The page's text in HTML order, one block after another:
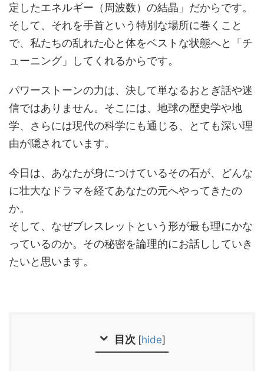
定したエネルギー（周波数）の結晶」だからです。
そして、それを手首という特別な場所に巻くこと
で、私たちの乱れた心と体をベストな状態へと「チ
ューニング」してくれるからです。
パワーストーンの力は、決して単なるおとぎ話や迷
信ではありません。そこには、地球の歴史学や地
学、さらには現代の科学にも通じる、とても深い理
由が隠されています。
今日は、あなたが身につけているその石が、どんな
に壮大なドラマを経てあなたの元へやってきたの
か。
そして、なぜブレスレットという形が最も理にかな
っているのか。その秘密を論理的にお話ししていき
たいと思います。
目次 [hide]